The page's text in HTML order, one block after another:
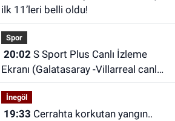
ilk 11’leri belli oldu!
Spor
20:02S Sport Plus Canlı İzleme
Ekranı (Galatasaray -Villarreal canlı
izle) | S Sport Plus nereden izlenir,
hangi platformda?
İnegöl
19:33